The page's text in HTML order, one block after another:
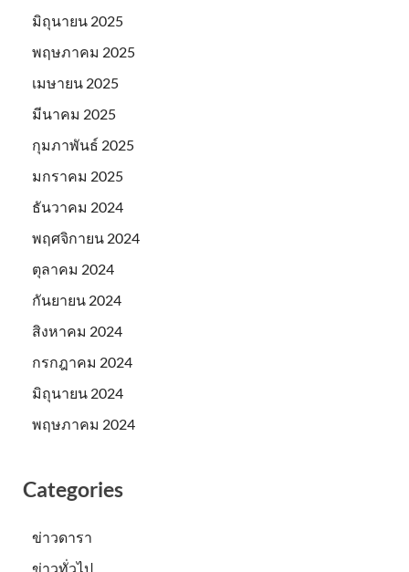
มิถุนายน 2025
พฤษภาคม 2025
เมษายน 2025
มีนาคม 2025
กุมภาพันธ์ 2025
มกราคม 2025
ธันวาคม 2024
พฤศจิกายน 2024
ตุลาคม 2024
กันยายน 2024
สิงหาคม 2024
กรกฎาคม 2024
มิถุนายน 2024
พฤษภาคม 2024
Categories
ข่าวดารา
ข่าวทั่วไป